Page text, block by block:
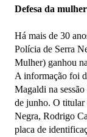
Defesa da mulher
Há mais de 30
Polícia de Serra
Mulher) ganhou
A informação foi
Magaldi na
de junho. O titular
Negra, Rodrigo
placa de